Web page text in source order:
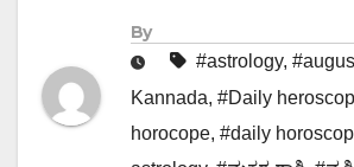
By
#astrology,
Kannada, #Daily
horocope, #daily